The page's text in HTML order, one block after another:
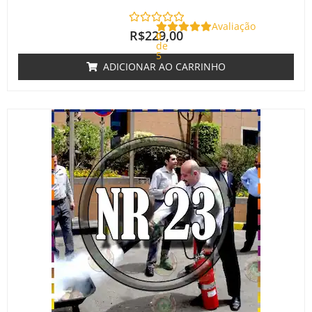
Avaliação
0
de
5
R$229,00
ADICIONAR AO CARRINHO